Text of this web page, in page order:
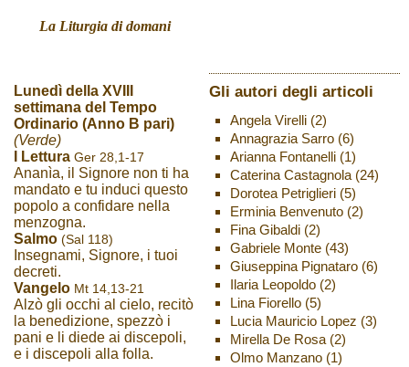
La Liturgia di domani
Lunedì della XVIII
settimana del Tempo
Ordinario (Anno B pari)
(Verde)
I Lettura Ger 28,1-17
Ananìa, il Signore non ti ha
mandato e tu induci questo
popolo a confidare nella
menzogna.
Salmo (Sal 118)
Insegnami, Signore, i tuoi
decreti.
Vangelo Mt 14,13-21
Alzò gli occhi al cielo, recitò
la benedizione, spezzò i
pani e li diede ai discepoli,
e i discepoli alla folla.
Gli autori degli articoli
Angela Virelli(2)
Annagrazia Sarro(6)
Arianna Fontanelli(1)
Caterina Castagnola(24)
Dorotea Petriglieri(5)
Erminia Benvenuto(2)
Fina Gibaldi(2)
Gabriele Monte(43)
Giuseppina Pignataro(6)
Ilaria Leopoldo(2)
Lina Fiorello(5)
Lucia Mauricio Lopez (3)
Mirella De Rosa(2)
Olmo Manzano(1)